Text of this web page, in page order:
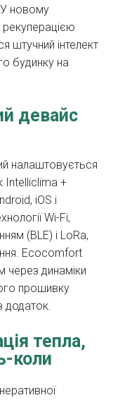
У новому
рекуперацією
штучний інтелект
будинку на
девайс
налаштовується
Intelliclima +
iOS і
Wi-Fi,
(BLE) і LoRa,
Ecocomfort
динаміки
прошивку
додаток.
тепла,
коли